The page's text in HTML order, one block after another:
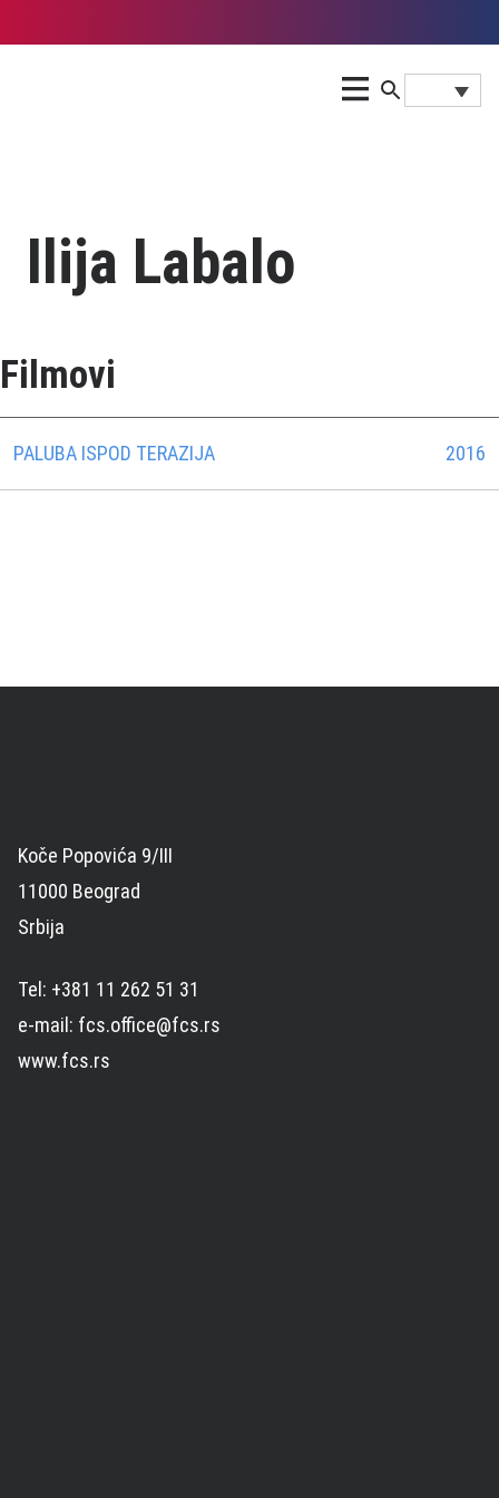
Ilija Labalo
Filmovi
PALUBA ISPOD TERAZIJA 2016
Koče Popovića 9/III
11000 Beograd
Srbija
Tel: +381 11 262 51 31
e-mail: fcs.office@fcs.rs
www.fcs.rs